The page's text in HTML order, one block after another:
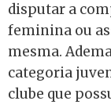
disputar a
feminina ou
mesma.
categoria
clube que